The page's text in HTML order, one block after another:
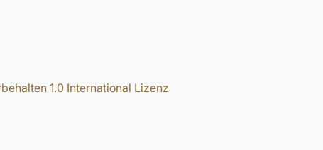
1.0 International Lizenz